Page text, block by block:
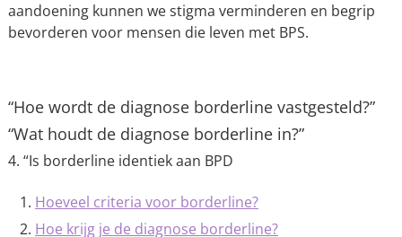
aandoening kunnen we stigma verminderen en begrip
bevorderen voor mensen die leven met BPS.
“Hoe wordt de diagnose borderline vastgesteld?”
“Wat houdt de diagnose borderline in?”
4. “Is borderline identiek aan BPD
Hoeveel criteria voor borderline?
Hoe krijg je de diagnose borderline?